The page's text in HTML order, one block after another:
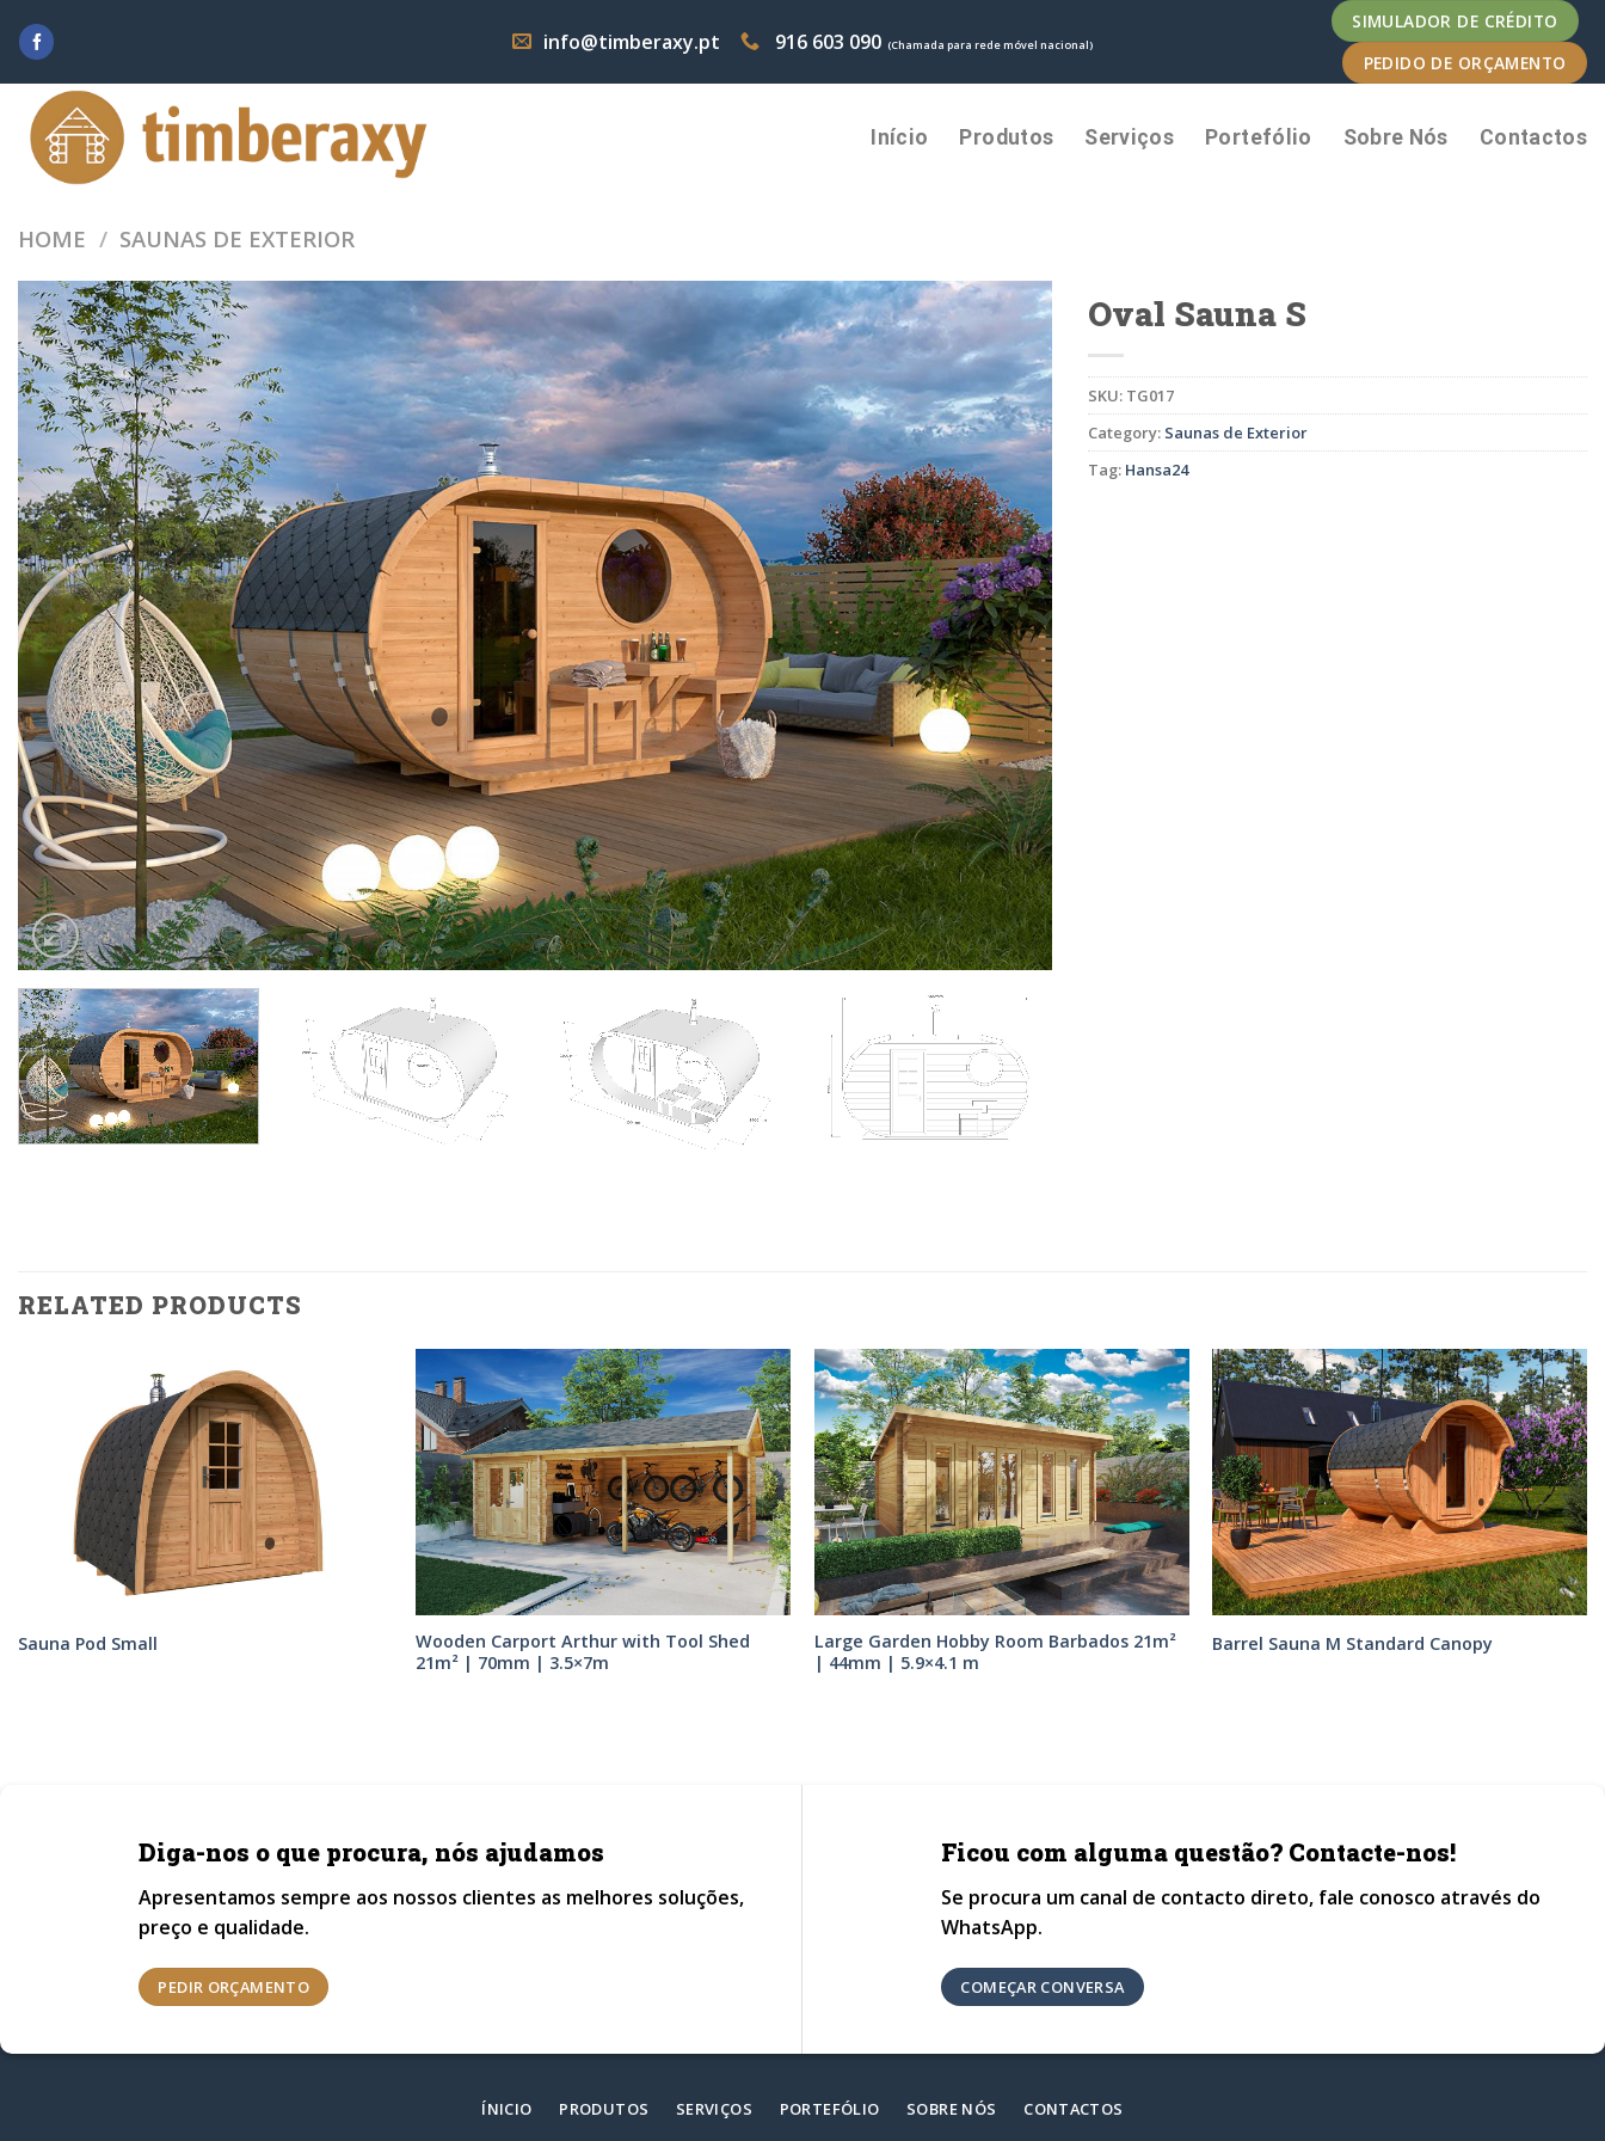
to
info@timberaxy.pt 916 603 090 (Chamada para rede móvel nacional)
SIMULADOR DE CRÉDITO
PEDIDO DE ORÇAMENTO
Início Produtos Serviços Portefólio Sobre Nós Contactos
HOME / SAUNAS DE EXTERIOR
Oval Sauna S
SKU: TG017
Category: Saunas de Exterior
Tag: Hansa24
RELATED PRODUCTS
Sauna Pod Small
Wooden Carport Arthur with Tool Shed
21m² | 70mm | 3.5×7m
Large Garden Hobby Room Barbados 21m²
| 44mm | 5.9×4.1 m
Barrel Sauna M Standard Canopy
Diga-nos o que procura, nós ajudamos
Apresentamos sempre aos nossos clientes as melhores soluções,
preço e qualidade.
PEDIR ORÇAMENTO
Ficou com alguma questão? Contacte-nos!
Se procura um canal de contacto direto, fale conosco através do
WhatsApp.
COMEÇAR CONVERSA
ÍNICIO PRODUTOS SERVIÇOS PORTEFÓLIO SOBRE NÓS CONTACTOS